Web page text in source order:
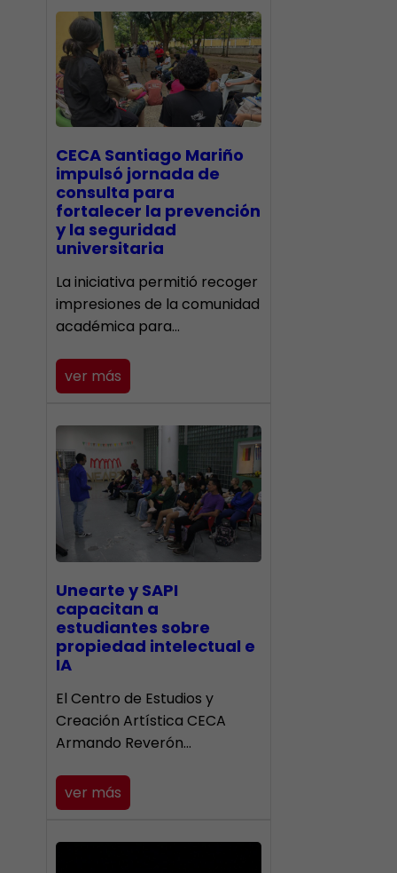
CECA Santiago Mariño
impulsó jornada de
consulta para
fortalecer la prevención
y la seguridad
universitaria
La iniciativa permitió recoger
impresiones de la comunidad
académica para…
ver más
Unearte y SAPI
capacitan a
estudiantes sobre
propiedad intelectual e
IA
El Centro de Estudios y
Creación Artística CECA
Armando Reverón…
ver más